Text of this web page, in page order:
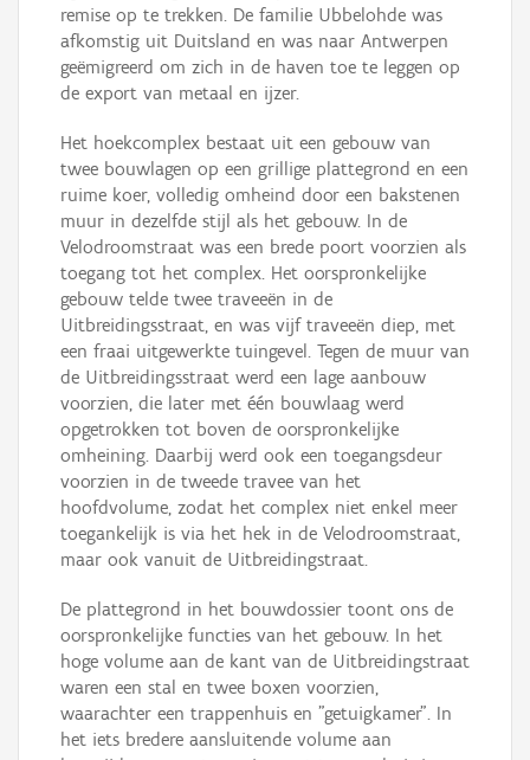
remise op te trekken. De familie Ubbelohde was
afkomstig uit Duitsland en was naar Antwerpen
geëmigreerd om zich in de haven toe te leggen op
de export van metaal en ijzer.
Het hoekcomplex bestaat uit een gebouw van
twee bouwlagen op een grillige plattegrond en een
ruime koer, volledig omheind door een bakstenen
muur in dezelfde stijl als het gebouw. In de
Velodroomstraat was een brede poort voorzien als
toegang tot het complex. Het oorspronkelijke
gebouw telde twee traveeën in de
Uitbreidingsstraat, en was vijf traveeën diep, met
een fraai uitgewerkte tuingevel. Tegen de muur van
de Uitbreidingsstraat werd een lage aanbouw
voorzien, die later met één bouwlaag werd
opgetrokken tot boven de oorspronkelijke
omheining. Daarbij werd ook een toegangsdeur
voorzien in de tweede travee van het
hoofdvolume, zodat het complex niet enkel meer
toegankelijk is via het hek in de Velodroomstraat,
maar ook vanuit de Uitbreidingstraat.
De plattegrond in het bouwdossier toont ons de
oorspronkelijke functies van het gebouw. In het
hoge volume aan de kant van de Uitbreidingstraat
waren een stal en twee boxen voorzien,
waarachter een trappenhuis en "getuigkamer". In
het iets bredere aansluitende volume aan